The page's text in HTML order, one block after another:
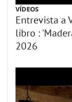
VÍDEOS
Entrevista a
libro :
2026